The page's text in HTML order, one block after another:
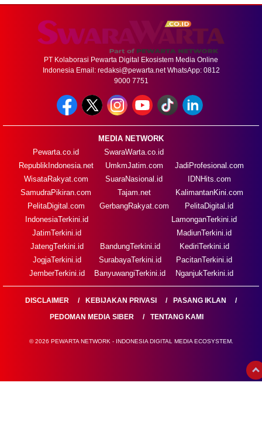
PT Kolaborasi Pewarta Digital Ekosistem Media Online
Indonesia Email: redaksi@pewarta.netWhatsApp: 0812
9000 7751
MEDIA NETWORK
Pewarta.co.id
RepublikIndonesia.net
WisataRakyat.com
SamudraPikiran.com
PelitaDigital.com
SwaraWarta.co.id
UmkmJatim.com
SuaraNasional.id
Tajam.net
GerbangRakyat.com
JadiProfesional.com
IDNHits.com
KalimantanKini.com
PelitaDigital.id
IndonesiaTerkini.id
JatimTerkini.id
JatengTerkini.id
JogjaTerkini.id
JemberTerkini.id
BandungTerkini.id
SurabayaTerkini.id
BanyuwangiTerkini.id
LamonganTerkini.id
MadiunTerkini.id
KediriTerkini.id
PacitanTerkini.id
NganjukTerkini.id
DISCLAIMER KEBIJAKAN PRIVASI
PASANG IKLAN
PEDOMAN MEDIA SIBER
TENTANG KAMI
© 2026 PEWARTA NETWORK - INDONESIA DIGITAL MEDIA ECOSYSTEM.